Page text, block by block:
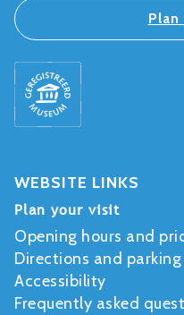
WEBSITE LINKS
Plan your visit
Opening hours and
Directions and parking
Accessibility
Frequently asked